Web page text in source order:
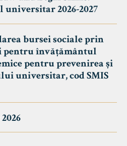
2026-2027
bursei sociale prin
învățământul
pentru prevenirea și
universitar, cod SMIS